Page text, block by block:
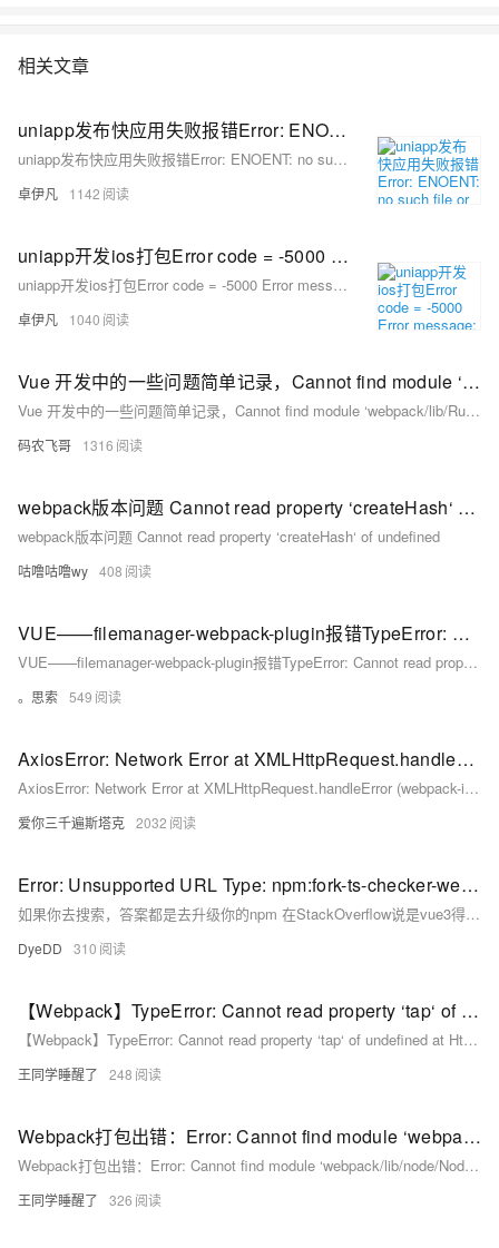
相关文章
uniapp发布快应用失败报错Error: ENOENT: no such file or directory以及hap-chimera-toolkit问题优雅草卓伊凡
uniapp发布快应用失败报错Error: ENOENT: no such file or directory以及hap-chimera-toolkit问题优雅草卓伊凡
卓伊凡 1142
uniapp开发ios打包Error code = -5000 Error message: Error: certificate file(p12) import failed!报错问题如何解决
uniapp开发ios打包Error code = -5000 Error message: Error: certificate file(p12) import failed!报错问题如何解决
卓伊凡 1040
Vue 开发中的一些问题简单记录，Cannot find module ‘webpack/lib/RuleSet‘
Vue 开发中的一些问题简单记录，Cannot find module ‘webpack/lib/RuleSet‘
码农飞哥 1316
webpack版本问题 Cannot read property ‘createHash‘ of undefined
webpack版本问题 Cannot read property ‘createHash‘ of undefined
咕噜咕噜wy 408
VUE——filemanager-webpack-plugin报错TypeError: Cannot read property 'isFile' of undefined
VUE——filemanager-webpack-plugin报错TypeError: Cannot read property 'isFile' of undefined
。思索 549
AxiosError: Network Error at XMLHttpRequest.handleError (webpack-internal:///./node_modules/axio
AxiosError: Network Error at XMLHttpRequest.handleError (webpack-internal:///./node_modules/axio
爱你三千遍斯塔克 2032
Error: Unsupported URL Type: npm:fork-ts-checker-webpack-plugin@^5.0.11
如果你去搜索，答案都是去升级你的npm 在StackOverflow说是vue3得在非vue-cli环境得单独配置。地址: 还有说npm install --save-dev fork-ts-checker-webpack-plugin 众说纷纭，都解决不了
DyeDD 310
【Webpack】TypeError: Cannot read property ‘tap‘ of undefined at HtmlWebpackPlugin.
【Webpack】TypeError: Cannot read property ‘tap‘ of undefined at HtmlWebpackPlugin.
王同学睡醒了 248
Webpack打包出错：Error: Cannot find module ‘webpack/lib/node/NodeTemplatePlugin‘ Require stack:
Webpack打包出错：Error: Cannot find module ‘webpack/lib/node/NodeTemplatePlugin‘ Require stack:
王同学睡醒了 326